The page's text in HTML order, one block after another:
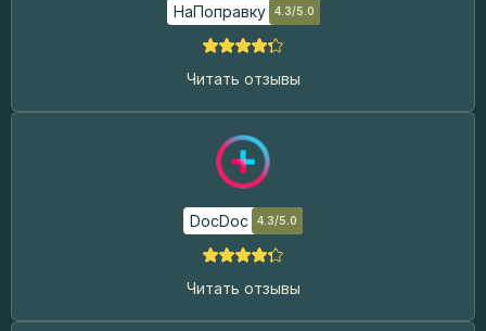
НаПоправку 4.3/5.0
Читать отзывы
DocDoc 4.3/5.0
Читать отзывы